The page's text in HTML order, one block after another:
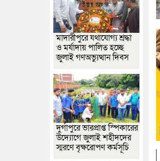
মাদারীপুরে যথাযোগ্য শ্রদ্ধা
ও মর্যাদায় পালিত হচ্ছে
জুলাই গণঅভ্যুত্থান দিবস
দুর্গাপুরে ভারপ্রাপ্ত স্পিকারের
উদ্যোগে জুলাই শহীদদের
স্মরণে বৃক্ষরোপণ কর্মসূচি